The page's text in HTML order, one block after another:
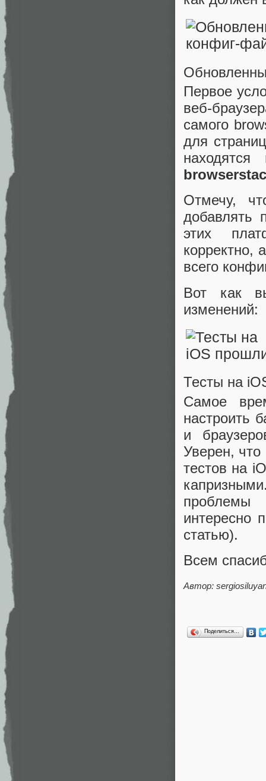
Первое
веб-
самого
для
Отмечу,
добавлять
этих
корректно,
всего
Вот как
изменений:
Тесты на
Самое
настроить
и
Уверен,
тестов на
проблемы
интересно
статью).
Всем
Автор:
Поделиться…